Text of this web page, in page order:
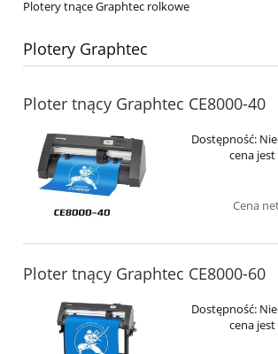
Plotery tnące Graphtec rolkowe
Plotery Graphtec
Ploter tnący Graphtec CE8000-40
Dostępność:
cena
Cena
Ploter tnący Graphtec CE8000-60
Dostępność:
cena